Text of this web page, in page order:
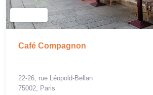
Café Compagnon
22-26, rue Léopold-Bellan
75002, Paris